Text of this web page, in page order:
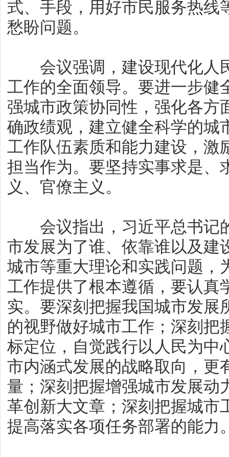
式、手段，用好市民服务热线
愁盼问题。
会议强调，建设现代化人
工作的全面领导。要进一步健
强城市政策协同性，强化各方
确政绩观，建立健全科学的城
工作队伍素质和能力建设，激
担当作为。要坚持实事求是、
义、官僚主义。
会议指出，习近平总书记
市发展为了谁、依靠谁以及建
城市等重大理论和实践问题，
工作提供了根本遵循，要认真
实。要深刻把握我国城市发展
的视野做好城市工作；深刻把
标定位，自觉践行以人民为中
市内涵式发展的战略取向，更
量；深刻把握增强城市发展动
革创新大文章；深刻把握城市
提高落实各项任务部署的能力